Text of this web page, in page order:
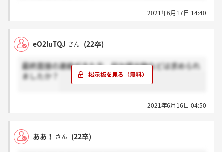
2021年6月17日 14:40
eO2luTQJ さん (22卒)
最終面接の連絡がきた方、何か提出物などは求められ
ましたか？
2021年6月16日 04:50
ああ！ さん (22卒)